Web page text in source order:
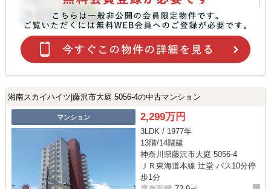
湘南スカイハイツ|藤沢市大庭 5056-4の中古マンション
マンション 2,299万円
3LDK / 1977年
13階/14階建
神奈川県藤沢市大庭 5056-4
ＪＲ東海道本線 辻堂 バス10分停
歩1分